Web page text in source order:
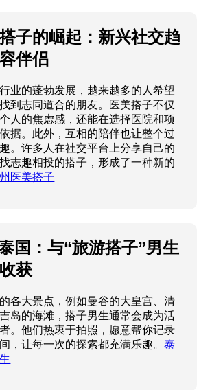
子的崛起：新兴社交趋
伴侣
业的蓬勃发展，越来越多的人希望
到志同道合的朋友。医美搭子不仅
人的焦虑感，还能在选择医院和项
据。此外，互相的陪伴也让整个过
。许多人在社交平台上分享自己的
志趣相投的搭子，形成了一种新的
医美搭子
国：与“旅游搭子”男生
获
各大景点，例如曼谷的大皇宫、清
岛的海滩，搭子男生通常会成为活
。他们热衷于拍照，愿意帮你记录
，让每一次的探索都充满乐趣。泰